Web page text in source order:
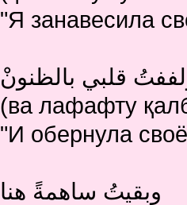
"Я занавесила
قلبي بالظنونْ
(ва лафафту
"И обернула
وبقيتُ ساهمةً هنا